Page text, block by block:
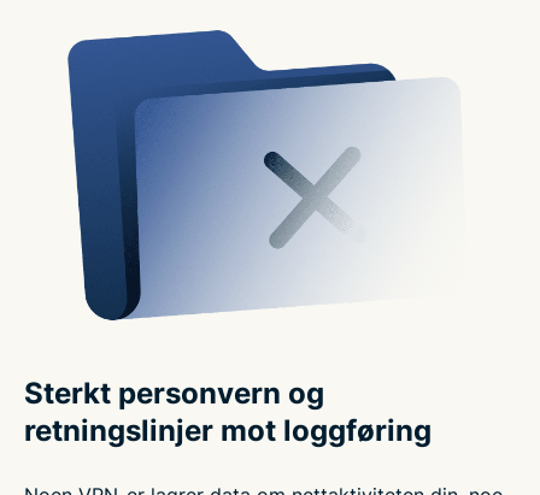
Sterkt personvern og
retningslinjer mot loggføring